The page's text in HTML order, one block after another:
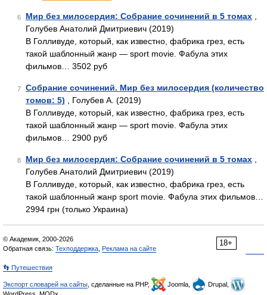
6 Мир без милосердия: Собрание сочинений в 5 томах
Голубев Анатолий Дмитриевич (2019)
В Голливуде, который, как известно, фабрика грез, есть
такой шаблонный жанр — sport movie. Фабула этих
фильмов… 3502 руб
7
Собрание сочинений. Мир без милосердия (количество
томов: 5) , Голубев А. (2019)
В Голливуде, который, как известно, фабрика грез, есть
такой шаблонный жанр — sport movie. Фабула этих
фильмов… 2900 руб
8 Мир без милосердия: Собрание сочинений в 5 томах
Голубев Анатолий Дмитриевич (2019)
В Голливуде, который, как известно, фабрика грез, есть
такой шаблонный жанр sport movie. Фабула этих фильмов…
2994 грн (только Украина)
18+
© Академик, 2000-2026
Обратная связь: Техподдержка Реклама на сайте
👣 Путешествия
Экспорт словарей на сайты , сделанные на PHP, Joomla,
Drupal,